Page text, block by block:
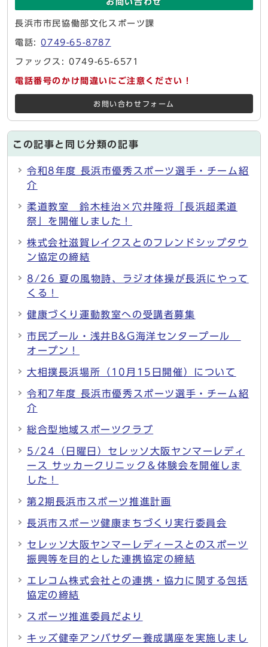
お問い合わせ
長浜市市民協働部文化スポーツ課
電話:0749-65-8787
ファックス: 0749-65-6571
電話番号のかけ間違いにご注意ください！
お問い合わせフォーム
この記事と同じ分類の記事
令和8年度 長浜市優秀スポーツ選手・チーム紹
介
柔道教室 鈴木桂治×穴井隆将「長浜超柔道
祭」を開催しました！
株式会社滋賀レイクスとのフレンドシップタウ
ン協定の締結
8/26 夏の風物詩、ラジオ体操が長浜にやって
くる！
健康づくり運動教室への受講者募集
市民プール・浅井B&G海洋センタープール
オープン！
大相撲長浜場所（10月15日開催）について
令和7年度 長浜市優秀スポーツ選手・チーム紹
介
総合型地域スポーツクラブ
5/24（日曜日）セレッソ大阪ヤンマーレディ
ース サッカークリニック＆体験会を開催しま
した！
第2期長浜市スポーツ推進計画
長浜市スポーツ健康まちづくり実行委員会
セレッソ大阪ヤンマーレディースとのスポーツ
振興等を目的とした連携協定の締結
エレコム株式会社との連携・協力に関する包括
協定の締結
スポーツ推進委員だより
キッズ健幸アンバサダー養成講座を実施しまし